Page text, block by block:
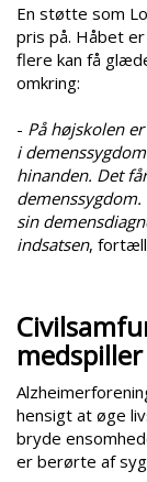
En støtte som
pris på. Håbet
flere kan få
omkring:
- På højskolen
i
hinanden. Det
sin
indsatsen,
medspiller
hensigt at øge
bryde
er berørte af